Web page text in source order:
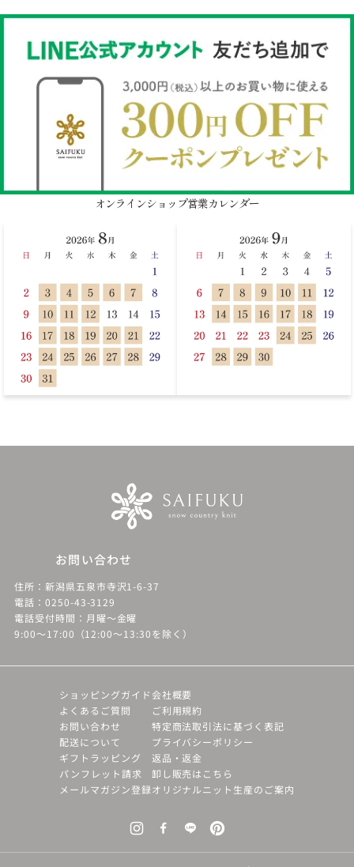
オンラインショップ営業カレンダー
お問い合わせ
住所：新潟県五泉市寺沢1-6-37
電話：0250-43-3129
電話受付時間：月曜～金曜
9:00～17:00（12:00～13:30を除く）
ショッピングガイド
よくあるご質問
お問い合わせ
配送について
ギフトラッピング
パンフレット請求
メールマガジン登録
会社概要
ご利用規約
特定商法取引法に基づく表記
プライバシーポリシー
返品・返金
卸し販売はこちら
オリジナルニット生産のご案内